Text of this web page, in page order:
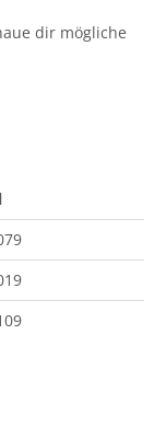
dir mögliche